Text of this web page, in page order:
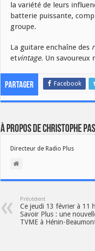
la variété de leurs
batterie puissante,
groupe.
La guitare enchaîne des
etvintage. Un savoureux
Partager Facebook
À propos de Christophe
Directeur de Radio Plus
Précédent
Ce jeudi 13 février à 11
Savoir Plus : une
TVME à Hénin-